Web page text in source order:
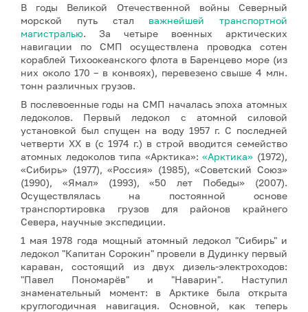
В годы Великой Отечественной войны Северный
морской путь стал важнейшей транспортной
магистралью. За четыре военных арктических
навигации по СМП осуществлена проводка сотен
кораблей Тихоокеанского флота в Баренцево море (из
них около 170 – в конвоях), перевезено свыше 4 млн.
тонн различных грузов.
В послевоенные годы на СМП началась эпоха атомных
ледоколов. Первый ледокол с атомной силовой
установкой был спущен на воду 1957 г. С последней
четверти XX в (с 1974 г.) в строй вводится семейство
атомных ледоколов типа «Арктика»:«Арктика» (1972),
«Сибирь» (1977), «Россия» (1985), «Советский Союз»
(1990), «Ямал» (1993), «50 лет Победы» (2007).
Осуществлялась на постоянной основе
транспортировка грузов для районов крайнего
Севера, научные экспедиции.
1 мая 1978 года мощный атомный ледокол "Сибирь" и
ледокол "Капитан Сорокин" провели в Дудинку первый
караван, состоящий из двух дизель-электроходов:
"Павел Пономарёв" и "Наварин". Наступил
знаменательный момент: в Арктике была открыта
круглогодичная навигация. Основной, как теперь